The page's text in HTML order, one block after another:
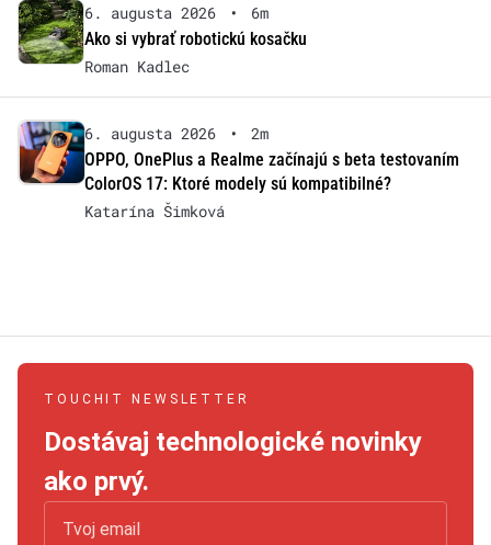
6. augusta 2026 •
6m
Ako si vybrať robotickú kosačku
Roman Kadlec
6. augusta 2026 •
2m
OPPO, OnePlus a Realme začínajú s beta testovaním
ColorOS 17: Ktoré modely sú kompatibilné?
Katarína Šimková
TOUCHIT NEWSLETTER
Dostávaj technologické novinky
ako prvý.